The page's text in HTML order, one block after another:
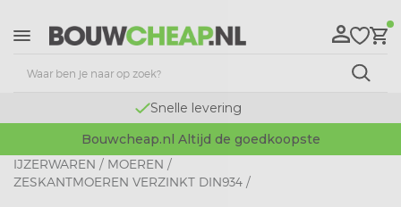
Snelle levering
Bouwcheap.nl Altijd de goedkoopste
IJZERWAREN / MOEREN /
ZESKANTMOEREN VERZINKT DIN934 /